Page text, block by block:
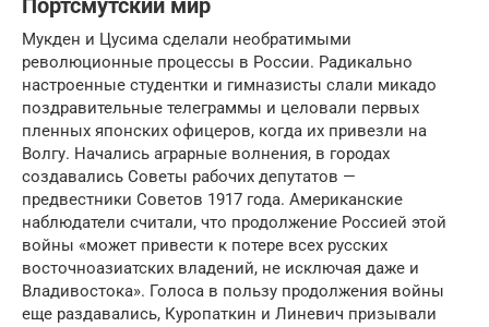
Портсмутский мир
Мукден и Цусима сделали необратимыми
революционные процессы в России. Радикально
настроенные студентки и гимназисты слали микадо
поздравительные телеграммы и целовали первых
пленных японских офицеров, когда их привезли на
Волгу. Начались аграрные волнения, в городах
создавались Советы рабочих депутатов —
предвестники Советов 1917 года. Американские
наблюдатели считали, что продолжение Россией этой
войны «может привести к потере всех русских
восточноазиатских владений, не исключая даже и
Владивостока». Голоса в пользу продолжения войны
еще раздавались, Куропаткин и Линевич призывали